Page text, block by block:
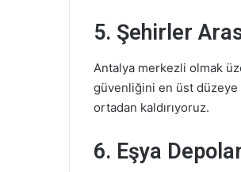
5. Şehirler
Antalya merkezli olmak
güvenliğini en üst düzeye
ortadan kaldırıyoruz.
6. Eşya